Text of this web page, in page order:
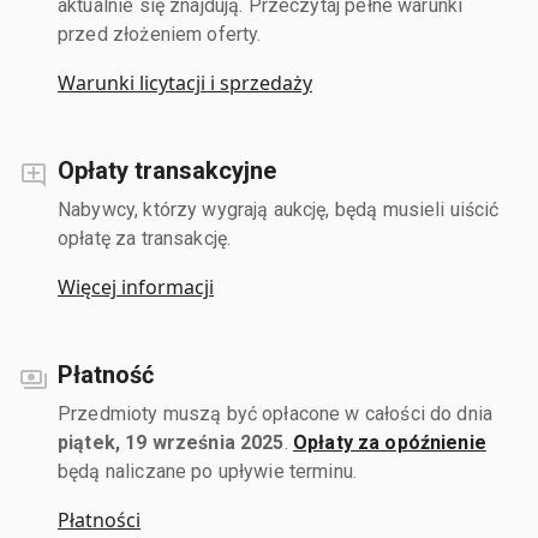
aktualnie się znajdują. Przeczytaj pełne warunki
przed złożeniem oferty.
Warunki licytacji i sprzedaży
Opłaty transakcyjne
Nabywcy, którzy wygrają aukcję, będą musieli uiścić
opłatę za transakcję.
Więcej informacji
Płatność
Przedmioty muszą być opłacone w całości do dnia
piątek, 19 września 2025 Opłaty za opóźnienie
będą naliczane po upływie terminu.
Płatności